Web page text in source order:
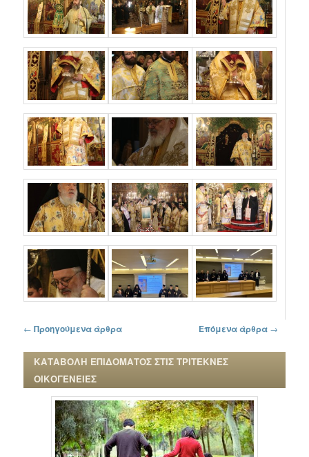
Πλοήγηση στα άρθρα
← Προηγούμενα άρθρα Επόμενα άρθρα →
ΚΑΤΑΒΟΛΗ ΕΠΙΔΟΜΑΤΟΣ ΣΤΙΣ ΤΡΙΤΕΚΝΕΣ
ΟΙΚΟΓΕΝΕΙΕΣ